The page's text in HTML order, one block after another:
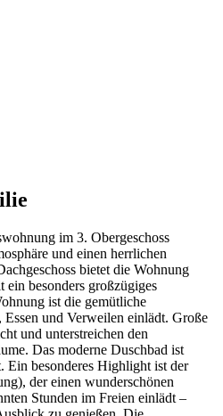
im 3. Obergeschoss
und einen herrlichen
bietet die Wohnung
ein besonders großzügiges
ist die gemütliche
und Verweilen einlädt. Große
und unterstreichen den
Das moderne Duschbad ist
Ein besonderes Highlight ist der
der einen wunderschönen
Stunden im Freien einlädt –